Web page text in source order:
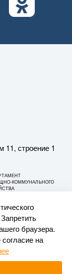
11, строение 1
КОММУНАЛЬНОГО
браузера.
на